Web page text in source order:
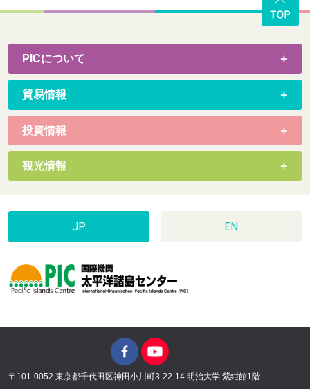
PICについて
貿易情報
投資情報
観光情報
JP EN
〒101-0052 東京都千代田区神田小川町3-22-14 明治大学 紫紺館1階